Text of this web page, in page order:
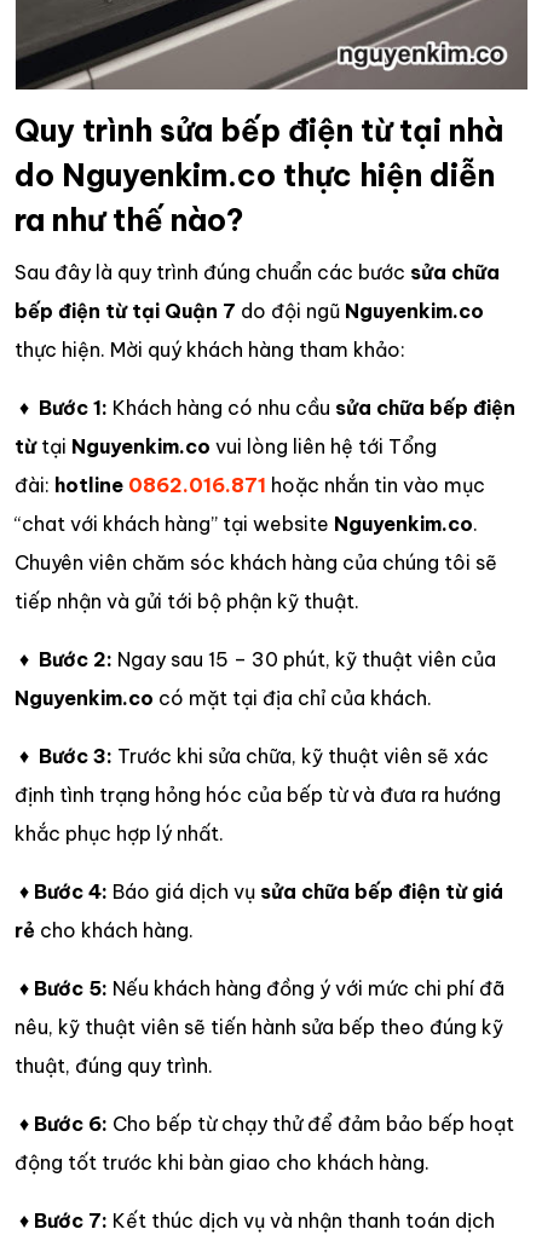
Quy trình sửa bếp điện từ tại nhà
do Nguyenkim.co thực hiện diễn
ra như thế nào?
Sau đây là quy trình đúng chuẩn các bước sửa chữa
bếp điện từ tại Quận 7 do đội ngũ Nguyenkim.co
thực hiện. Mời quý khách hàng tham khảo:
♦ Bước 1: Khách hàng có nhu cầu sửa chữa bếp điện
từtại Nguyenkim.co vui lòng liên hệ tới Tổng
đài: hotline 0862.016.871 hoặc nhắn tin vào mục
“chat với khách hàng” tại website Nguyenkim.co.
Chuyên viên chăm sóc khách hàng của chúng tôi sẽ
tiếp nhận và gửi tới bộ phận kỹ thuật.
♦ Bước 2: Ngay sau 15 – 30 phút, kỹ thuật viên của
Nguyenkim.co có mặt tại địa chỉ của khách.
♦ Bước 3: Trước khi sửa chữa, kỹ thuật viên sẽ xác
định tình trạng hỏng hóc của bếp từ và đưa ra hướng
khắc phục hợp lý nhất.
♦ Bước 4: Báo giá dịch vụ sửa chữa bếp điện từ giá
rẻ cho khách hàng.
♦ Bước 5: Nếu khách hàng đồng ý với mức chi phí đã
nêu, kỹ thuật viên sẽ tiến hành sửa bếp theo đúng kỹ
thuật, đúng quy trình.
♦ Bước 6: Cho bếp từ chạy thử để đảm bảo bếp hoạt
động tốt trước khi bàn giao cho khách hàng.
♦ Bước 7: Kết thúc dịch vụ và nhận thanh toán dịch